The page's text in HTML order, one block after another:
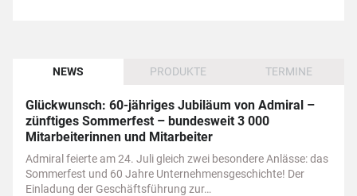
NEWS PRODUKTE TERMINE
Glückwunsch: 60-jähriges Jubiläum von Admiral –
zünftiges Sommerfest – bundesweit 3 000
Mitarbeiterinnen und Mitarbeiter
Admiral feierte am 24. Juli gleich zwei besondere Anlässe: das
Sommerfest und 60 Jahre Unternehmensgeschichte! Der
Einladung der Geschäftsführung zur…